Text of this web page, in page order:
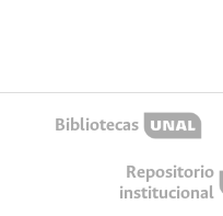
Bibliotecas
Repositorio
institucional